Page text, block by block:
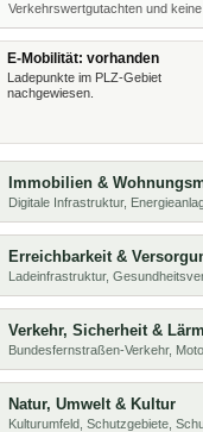
Verkehrswertgutachten und
E-Mobilität: vorhanden
Ladepunkte im PLZ-Gebiet
nachgewiesen.
Immobilien &
Digitale Infrastruktur,
Erreichbarkeit &
Ladeinfrastruktur,
Verkehr, Sicherheit & Lärm
Bundesfernstraßen-Verkehr,
Natur, Umwelt & Kultur
Kulturumfeld, Schutzgebiete,